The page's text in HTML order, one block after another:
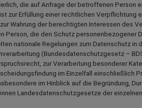
die auf Anfrage der betroffenen Person
zur Erfüllung einer rechtlichen Verpflichtung
Wahrung der berechtigten Interessen des
die den Schutz personenbezogener
nationale Regelungen zum Datenschutz in
(Bundesdatenschutzgesetz –
zur Verarbeitung besonderer
im Einzelfall einschließlich
im Hinblick auf die Begründung,
Landesdatenschutzgesetze der